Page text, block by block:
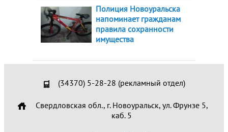
Полиция Новоуральска
напоминает гражданам
правила сохранности
имущества
(34370) 5-28-28 (рекламный отдел)
Свердловская обл., г. Новоуральск, ул. Фрунзе 5,
каб. 5